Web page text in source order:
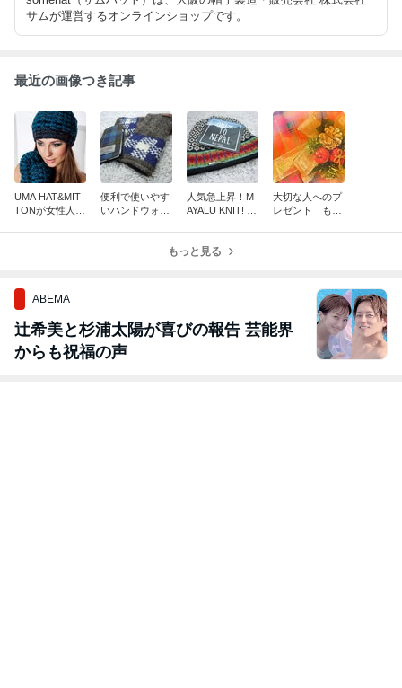
サムが運営するオンラインショップです。
最近の画像つき記事
UMA HAT&MIT
TONが女性人気
便利で使いやす
いハンドウォー
人気急上昇！M
AYALU KNIT! K
大切な人へのプ
レゼント もう
もっと見る
ABEMA
辻希美と杉浦太陽が喜びの報告 芸能界
からも祝福の声